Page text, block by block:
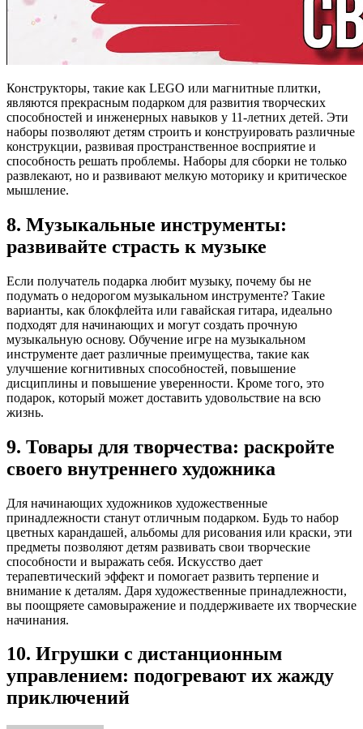
Конструкторы, такие как LEGO или магнитные плитки,
являются прекрасным подарком для развития творческих
способностей и инженерных навыков у 11-летних детей. Эти
наборы позволяют детям строить и конструировать различные
конструкции, развивая пространственное восприятие и
способность решать проблемы. Наборы для сборки не только
развлекают, но и развивают мелкую моторику и критическое
мышление.
8. Музыкальные инструменты:
развивайте страсть к музыке
Если получатель подарка любит музыку, почему бы не
подумать о недорогом музыкальном инструменте? Такие
варианты, как блокфлейта или гавайская гитара, идеально
подходят для начинающих и могут создать прочную
музыкальную основу. Обучение игре на музыкальном
инструменте дает различные преимущества, такие как
улучшение когнитивных способностей, повышение
дисциплины и повышение уверенности. Кроме того, это
подарок, который может доставить удовольствие на всю
жизнь.
9. Товары для творчества: раскройте
своего внутреннего художника
Для начинающих художников художественные
принадлежности станут отличным подарком. Будь то набор
цветных карандашей, альбомы для рисования или краски, эти
предметы позволяют детям развивать свои творческие
способности и выражать себя. Искусство дает
терапевтический эффект и помогает развить терпение и
внимание к деталям. Даря художественные принадлежности,
вы поощряете самовыражение и поддерживаете их творческие
начинания.
10. Игрушки с дистанционным
управлением: подогревают их жажду
приключений